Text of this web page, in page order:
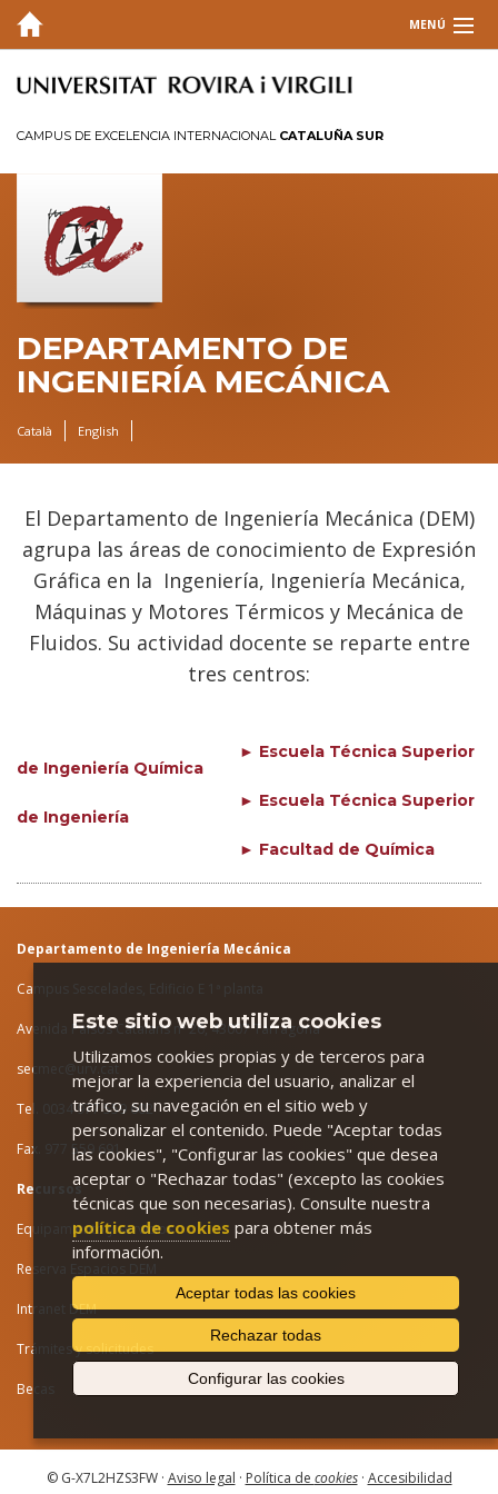
MENÚ
EL DEPARTAMENTO
INVESTIGACIÓN
CONTACTO
INTRANET
CAMPUS DE EXCELENCIA INTERNACIONAL CATALUÑA SUR
DEPARTAMENTO DE
INGENIERÍA MECÁNICA
Català English
El Departamento de Ingeniería Mecánica (DEM)
agrupa las áreas de conocimiento de Expresión
Gráfica en la Ingeniería, Ingeniería Mecánica,
Máquinas y Motores Térmicos y Mecánica de
Fluidos. Su actividad docente se reparte entre
tres centros:
► Escuela Técnica Superior
de Ingeniería Química
► Escuela Técnica Superior
de Ingeniería
► Facultad de Química
Departamento de Ingeniería Mecánica
Campus Sescelades, Edificio E 1ª planta
Avenida Països Catalans nº 26, 43007 Tarragona
secmec@urv.cat
Tel. 0034 977 559 602
Fax. 977 559 691
Recursos
Equipamiento y servicios
Reserva Espacios DEM
Intranet DEM
Trámites y solicitudes
Becas
© G-X7L2HZS3FW · Aviso legal · Política de cookies· Accesibilidad
Este sitio web utiliza cookies
Utilizamos cookies propias y de terceros para
mejorar la experiencia del usuario, analizar el
tráfico, su navegación en el sitio web y
personalizar el contenido. Puede "Aceptar todas
las cookies", "Configurar las cookies" que desea
aceptar o "Rechazar todas" (excepto las cookies
técnicas que son necesarias). Consulte nuestra
política de cookies para obtener más
información.
Aceptar todas las cookies
Rechazar todas
Configurar las cookies